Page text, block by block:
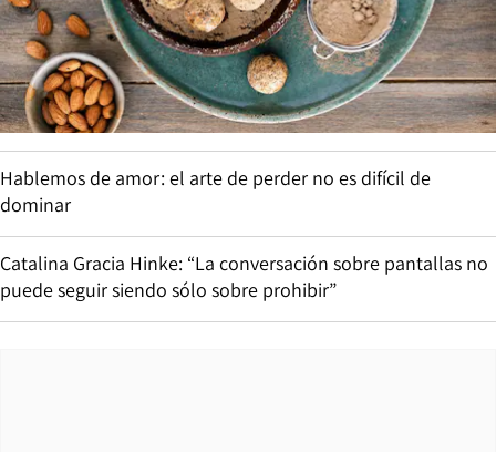
Hablemos de amor: el arte de perder no es difícil de
dominar
Catalina Gracia Hinke: “La conversación sobre pantallas no
puede seguir siendo sólo sobre prohibir”